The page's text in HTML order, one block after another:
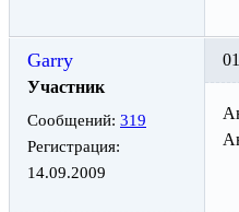
Garry
Участник
Сообщений: 319
Регистрация:
14.09.2009